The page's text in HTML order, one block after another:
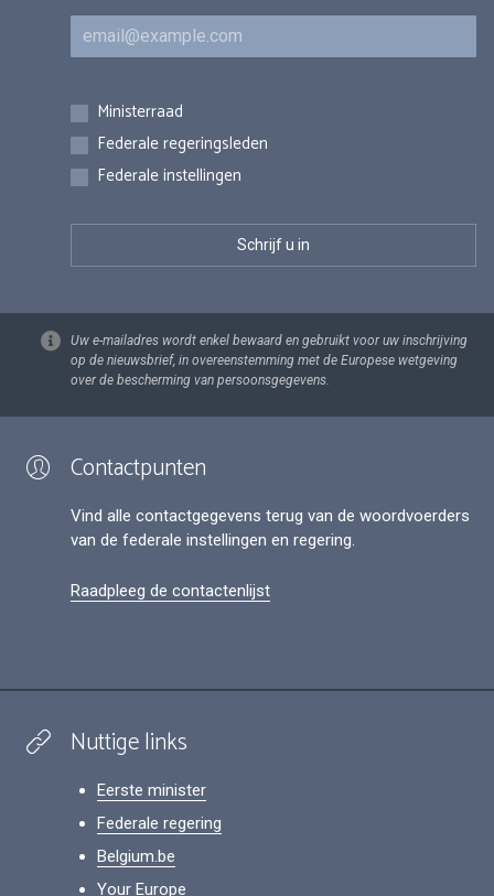
E-mail
Inschrijvingen
Ministerraad
Federale regeringsleden
Federale instellingen
Uw e-mailadres wordt enkel bewaard en gebruikt voor uw inschrijving
op de nieuwsbrief, in overeenstemming met de Europese wetgeving
over de bescherming van persoonsgegevens.
Contactpunten
Vind alle contactgegevens terug van de woordvoerders
van de federale instellingen en regering.
Raadpleeg de contactenlijst
Nuttige links
Eerste minister
Federale regering
Belgium.be
Your Europe